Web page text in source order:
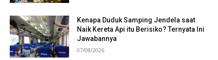
Kenapa Duduk Samping Jendela saat
Naik Kereta Api itu Berisiko? Ternyata Ini
Jawabannya
07/08/2026